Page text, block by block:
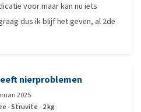
voor maar kan nu iets
dus ik blijf het geven, al 2de
nierproblemen
2025
- Struvite - 2 kg